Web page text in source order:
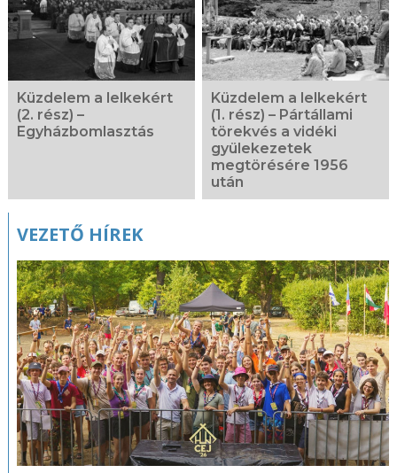
A Mikulás helyett
a Télapó
december 6-án
Küzdelem a lelkekért
(2. rész) –
Egyházbomlasztás
Küzdelem a lelkekért
(1. rész) – Pártállami
törekvés a vidéki
gyülekezetek
megtörésére 1956
után
VEZETŐ HÍREK